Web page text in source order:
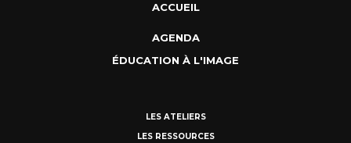
ACCUEIL
AGENDA
ÉDUCATION À L'IMAGE
LES ATELIERS
LES RESSOURCES